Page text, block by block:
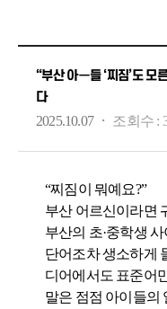
“부산 아ー들 ‘찌짐’도 모
다
2025.10.07 · 조회수 :
“찌짐이 뭐예요?”
부산 어르신이라면
부산의 초·중학생
단어조차 생소하게
디어에서도 표준어
말은 점점 아이들의